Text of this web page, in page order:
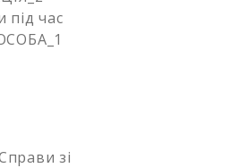
під час
зі